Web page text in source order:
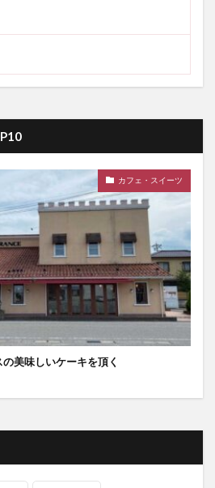
カフェ・スイーツ
の美味しいケーキを頂く